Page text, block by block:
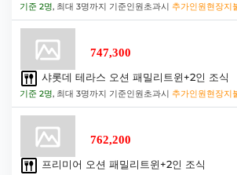
기준 2명, 최대 3명까지 기준인원초과시 추가인원현장지
747,300
샤롯데 테라스 오션 패밀리트윈+2인 조식
기준 2명, 최대 3명까지 기준인원초과시 추가인원현장지
762,200
프리미어 오션 패밀리트윈+2인 조식